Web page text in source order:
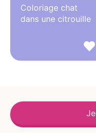
Coloriage chat
dans une citrouille